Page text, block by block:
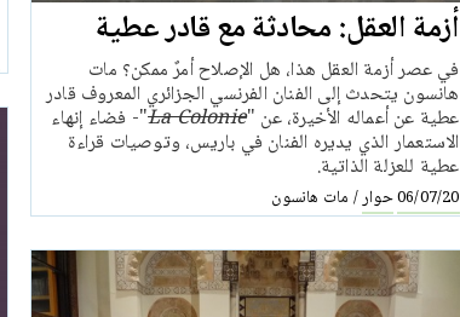
أزمة العقل: محادثة مع قادر عطية
في عصر أزمة العقل هذا، هل الإصلاح أمرٌ ممكن؟ مات
هانسون يتحدث إلى الفنان الفرنسي الجزائري المعروف قادر
عطية عن أعماله الأخيرة، عن "La Colonie"- فضاء إنهاء
الاستعمار الذي يديره الفنان في باريس، وتوصيات قراءة
عطية للعزلة الذاتية.
06/07/20حوار/ مات هانسون